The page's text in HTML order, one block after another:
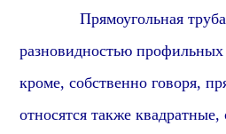
Прямоугольная
разновидностью
кроме, собственно говоря,
относятся такжеквадратные,